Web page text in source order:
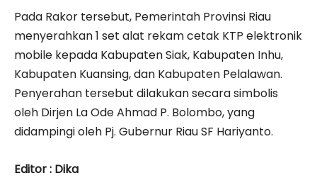
Pada Rakor tersebut, Pemerintah Provinsi Riau
menyerahkan 1 set alat rekam cetak KTP elektronik
mobile kepada Kabupaten Siak, Kabupaten Inhu,
Kabupaten Kuansing, dan Kabupaten Pelalawan.
Penyerahan tersebut dilakukan secara simbolis
oleh Dirjen La Ode Ahmad P. Bolombo, yang
didampingi oleh Pj. Gubernur Riau SF Hariyanto.
Editor : Dika